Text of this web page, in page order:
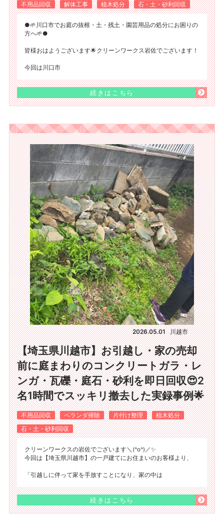
不用品回収 解体工事 植木処分 石・土・砂利回収
●🌱川口市でお庭の抜根・土・残土・園芸用品の処分にお困りの
方へ🌱●
皆様おはようございます🌟クリーンワークス岩佐でございます！
今回は川口市
続きはこちら
2026.05.01 川越市
【埼玉県川越市】お引越し・家の売却
前に庭まわりのコンクリートガラ・レ
ンガ・瓦礫・庭石・砂利を即日回収😍2
名1時間でスッキリ撤去した実録事例🌟
不用品回収 ベランダ掃除 片付け整理
植木処分
石・土・砂利回収
クリーンワークスの岩佐でございます＼(^o^)／✨
今回は【埼玉県川越市】の一戸建てにお住まいのお客様より、
「引越しに伴って家を手放すことになり、家の中は
続きはこちら